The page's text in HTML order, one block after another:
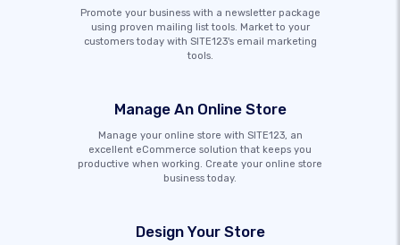
Promote your business with a newsletter package
using proven mailing list tools. Market to your
customers today with SITE123's email marketing
tools.
Manage An Online Store
Manage your online store with SITE123, an
excellent eCommerce solution that keeps you
productive when working. Create your online store
business today.
Design Your Store